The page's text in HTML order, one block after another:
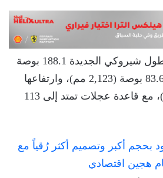
من حيث الأبعاد، يبلغ طول شيروكي الجديدة 188.1 بوصة
(4,778 مم)، وعرضها 83.6 بوصة (2,123 مم)، وارتفاعها
67.5 بوصة (1,715 مم)، مع قاعدة عجلات تمتد إلى 113